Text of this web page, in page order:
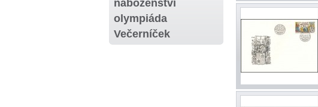
náboženství
olympiáda
Večerníček